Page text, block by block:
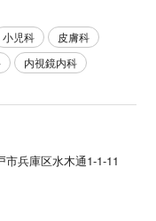
小児科
皮膚科
内視鏡内科
市兵庫区水木通1-1-11